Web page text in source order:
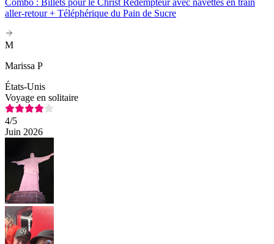
aller-retour + Téléphérique du Pain de Sucre
M
Marissa P
États-Unis
Voyage en solitaire
4/5
Juin 2026